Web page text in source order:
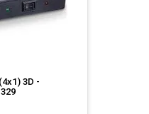
3D -